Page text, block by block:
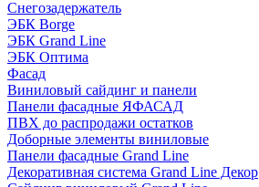
Снегозадержатель
ЭБК Borge
ЭБК Grand Line
ЭБК Оптима
Фасад
Виниловый сайдинг и панели
Панели фасадные ЯФАСАД
ПВХ до распродажи остатков
Доборные элементы виниловые
Панели фасадные Grand Line
Декоративная система Grand Line Декор